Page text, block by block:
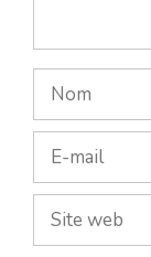
Nom
mail
Site
web